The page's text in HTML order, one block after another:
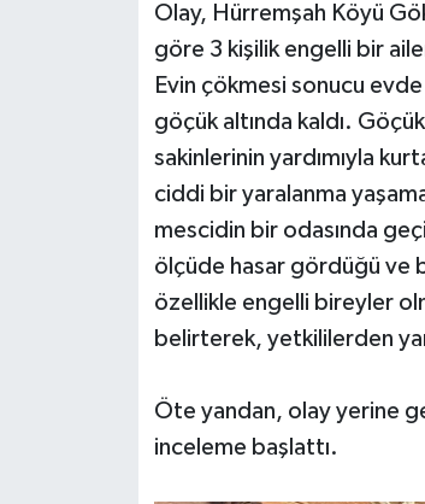
Olay, Hürremşah Köyü
göre 3 kişilik engelli bir
Evin çökmesi sonucu
göçük altında kaldı.
sakinlerinin yardımıyla
ciddi bir yaralanma
mescidin bir odasında
ölçüde hasar gördüğü ve
özellikle engelli bireyler
belirterek, yetkililerden
Öte yandan, olay yerine
inceleme başlattı.